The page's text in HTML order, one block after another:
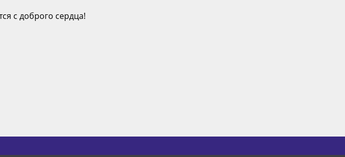
с доброго сердца!